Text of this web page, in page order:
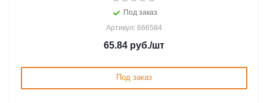
Под заказ
Артикул: 666584
65.84 руб./шт
Под заказ